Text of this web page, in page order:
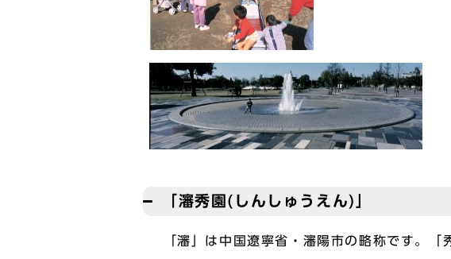
「瀋秀園(しんしゅうえん)」
「瀋」は中国遼寧省・瀋陽市の略称です。「